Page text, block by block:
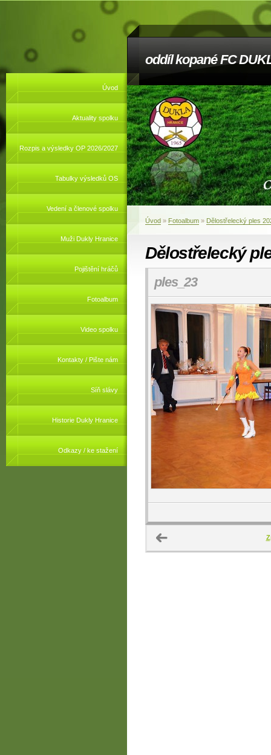
oddíl kopané FC
Úvod
Aktuality spolku
Rozpis a výsledky OP 2026/2027
Tabulky výsledků OS
Vedení a členové spolku
Muži Dukly Hranice
Pojištění hráčů
Fotoalbum
Video spolku
Kontakty / Pište nám
Síň slávy
Historie Dukly Hranice
Odkazy / ke stažení
Úvod » Fotoalbum » Dělostřelecký ples
Dělostřelecký
ples_23